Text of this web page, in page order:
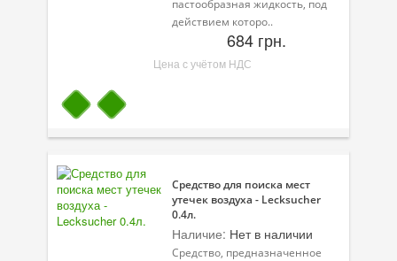
пастообразная жидкость, под
действием которо..
684 грн.
Цена с учётом НДС
Средство для поиска мест
утечек воздуха - Lecksucher
0.4л.
Наличие: Нет в наличии
Средство, предназначенное